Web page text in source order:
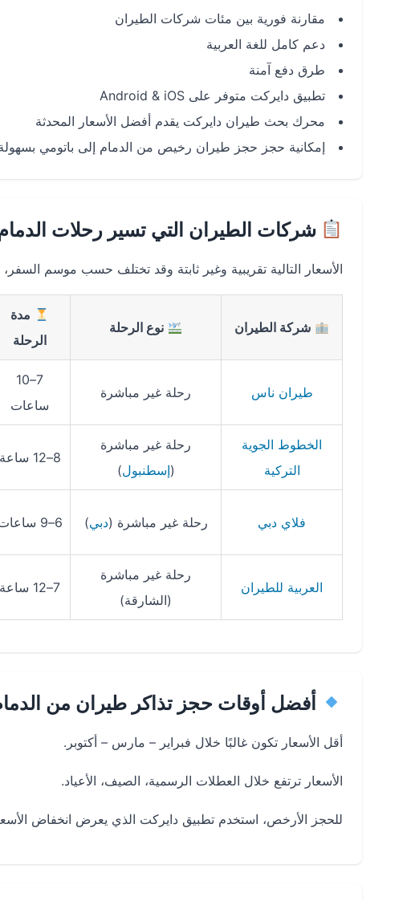
مقارنة فورية بين مئات شركات الطيران
دعم كامل للغة العربية
طرق دفع آمنة
تطبيق دايركت متوفر على Android & iOS
محرك بحث طيران دايركت يقدم أفضل الأسعار المحدثة
إمكانية حجز حجز طيران رخيص من الدمام إلى باتومي
شركات الطيران التي تسير رحلات
الأسعار التالية تقريبية وغير ثابتة وقد تختلف حسب موسم
شركة الطيران نوع الرحلة
مدة
الرحلة
طيران ناس رحلة غير مباشرة
7–10
ساعات
الخطوط الجوية
التركية
رحلة غير مباشرة
(إسطنبول)
8–12 ساعة
فلاي دبي رحلة غير مباشرة (دبي) 6–9 ساعات
العربية للطيران
رحلة غير مباشرة
(الشارقة)
7–12 ساعة
أفضل أوقات حجز تذاكر طيران من
أقل الأسعار تكون غالبًا خلال فبراير – مارس – أكتوبر.
الأسعار ترتفع خلال العطلات الرسمية، الصيف، الأعياد.
للحجز الأرخص، استخدم تطبيق دايركت الذي يعرض انخفاض